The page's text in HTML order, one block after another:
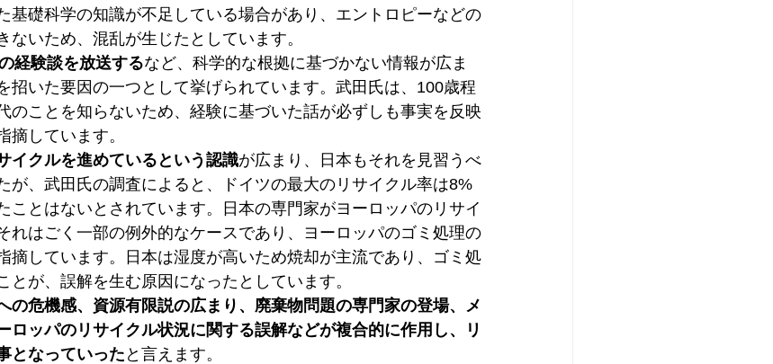
基礎科学の知識が不足している場合があり、エントロピーなどの
ないため、混乱が生じたとしています。
経験談を放送するなど、科学的な根拠に基づかない情報が広ま
招いた要因の一つとして挙げられています。武田氏は、100歳程
のことを知らないため、経験に基づいた話が必ずしも事実を反映
摘しています。
イクルを進めているという認識が広まり、日本もそれを見習うべ
が、武田氏の調査によると、ドイツの最大のリサイクル率は8%
ことはないとされています。日本の専門家がヨーロッパのリサイ
れはごく一部の例外的なケースであり、ヨーロッパのゴミ処理の
摘しています。日本は湿度が高いため焼却が主流であり、ゴミ処
とが、誤解を生む原因になったとしています。
の危機感、資源有限説の広まり、廃棄物問題の専門家の登場、メ
ロッパのリサイクル状況に関する誤解などが複合的に作用し、リ
となっていった と言えます。